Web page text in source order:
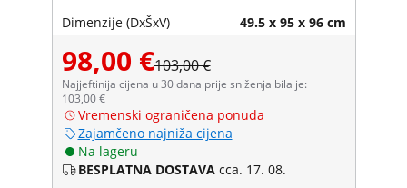
Dimenzije (DxŠxV) 49.5 x 95 x 96 cm
98,00 €103,00 €
Najjeftinija cijena u 30 dana prije sniženja bila je:
103,00 €
Vremenski ograničena ponuda
Zajamčeno najniža cijena
Na lageru
BESPLATNA DOSTAVA cca. 17. 08.